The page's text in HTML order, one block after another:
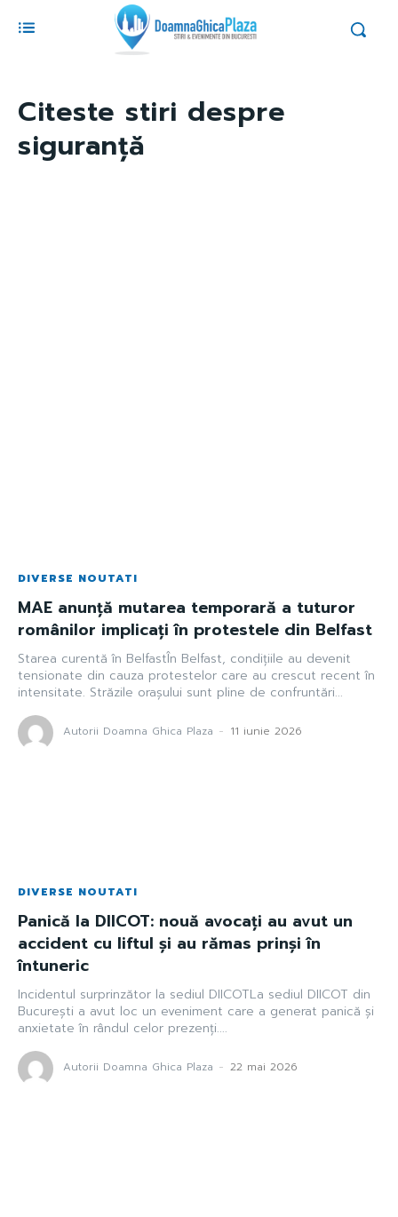
Citeste stiri despre
siguranță
DIVERSE NOUTATI
MAE anunță mutarea temporară a tuturor
românilor implicați în protestele din Belfast
Starea curentă în BelfastÎn Belfast, condițiile au devenit
tensionate din cauza protestelor care au crescut recent în
intensitate. Străzile orașului sunt pline de confruntări...
Autorii Doamna Ghica Plaza - 11 iunie 2026
DIVERSE NOUTATI
Panică la DIICOT: nouă avocați au avut un
accident cu liftul și au rămas prinși în
întuneric
Incidentul surprinzător la sediul DIICOTLa sediul DIICOT din
București a avut loc un eveniment care a generat panică și
anxietate în rândul celor prezenți....
Autorii Doamna Ghica Plaza - 22 mai 2026